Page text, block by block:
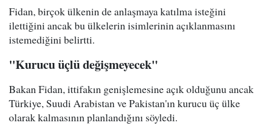
Fidan, birçok ülkenin de anlaşmaya katılma isteğini
ilettiğini ancak bu ülkelerin isimlerinin açıklanmasını
istemediğini belirtti.
"Kurucu üçlü değişmeyecek"
Bakan Fidan, ittifakın genişlemesine açık olduğunu ancak
Türkiye, Suudi Arabistan ve Pakistan'ın kurucu üç ülke
olarak kalmasının planlandığını söyledi.